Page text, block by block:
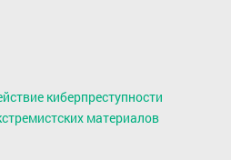
киберпреступности
материалов